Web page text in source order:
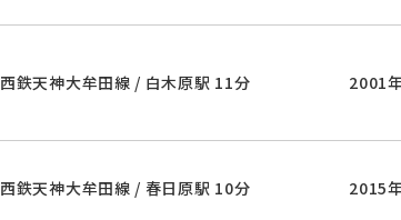
西鉄天神大牟田線 / 白木原駅 11分 2001
西鉄天神大牟田線 / 春日原駅 10分 2015